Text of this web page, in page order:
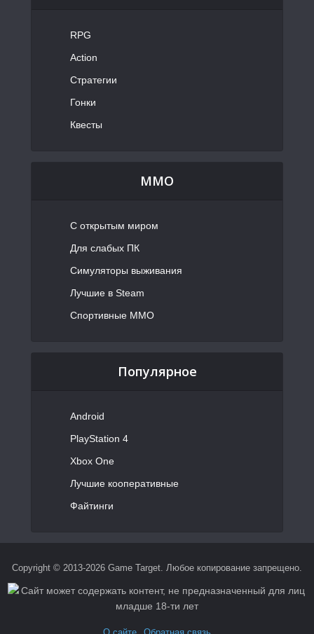
RPG
Action
Стратегии
Гонки
Квесты
MMO
С открытым миром
Для слабых ПК
Симуляторы выживания
Лучшие в Steam
Спортивные MMO
Популярное
Android
PlayStation 4
Xbox One
Лучшие кооперативные
Файтинги
Copyright © 2013-2026 Game Target. Любое копирование запрещено.